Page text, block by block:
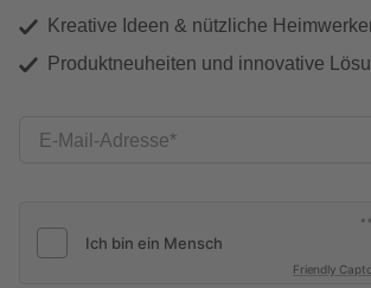
Kreative Ideen & nützliche
Produktneuheiten und innovative
E-Mail-Adresse
Friendly